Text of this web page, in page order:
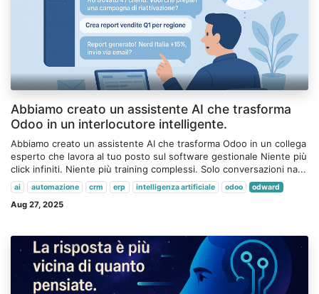
Abbiamo creato un assistente AI che trasforma
Odoo in un interlocutore intelligente.
Abbiamo creato un assistente AI che trasforma Odoo in un collega
esperto che lavora al tuo posto sul software gestionale Niente più
click infiniti. Niente più training complessi. Solo conversazioni na...
ai automazione crm erp intelligenza artificiale odoo odward
Aug 27, 2025